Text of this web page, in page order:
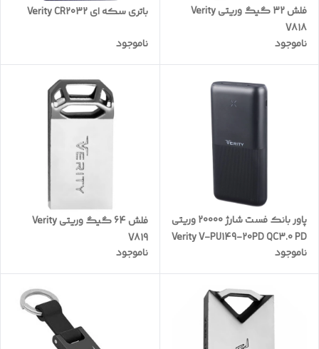
فلش 32 گیگ وریتی Verity
V818
ناموجود
باتری سکه ای Verity CR2032
ناموجود
پاور بانک فست شارژ 20000 وریتی
Verity V-PU149-20PD QC3.0 PD
22.5W
ناموجود
فلش 64 گیگ وریتی Verity
V819
ناموجود